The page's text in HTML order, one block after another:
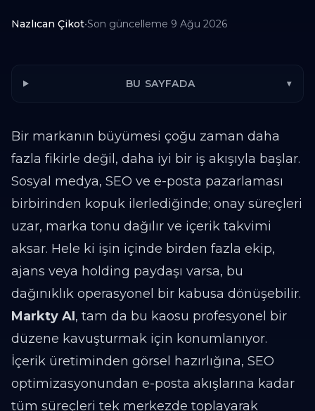
Nazlıcan Çikot•Son güncelleme 9 Ağu 2026
BU SAYFADA ▾
Bir markanın büyümesi çoğu zaman daha
fazla fikirle değil, daha iyi bir iş akışıyla başlar.
Sosyal medya, SEO ve e-posta pazarlaması
birbirinden kopuk ilerlediğinde; onay süreçleri
uzar, marka tonu dağılır ve içerik takvimi
aksar. Hele ki işin içinde birden fazla ekip,
ajans veya holding paydaşı varsa, bu
dağınıklık operasyonel bir kabusa dönüşebilir.
Markty AI, tam da bu kaosu profesyonel bir
düzene kavuşturmak için konumlanıyor.
İçerik üretiminden görsel hazırlığına, SEO
optimizasyonundan e-posta akışlarına kadar
tüm süreçleri tek merkezde toplayarak